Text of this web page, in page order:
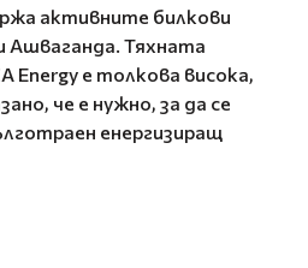
активните билкови
Ашваганда. Тяхната
Energy е толкова висока,
че е нужно, за да се
енергизиращ